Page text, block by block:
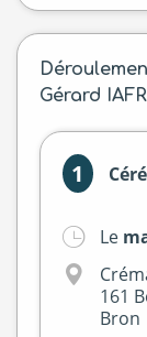
Gérard
1
Le
161
Bron